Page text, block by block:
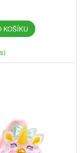
KOŠÍKU